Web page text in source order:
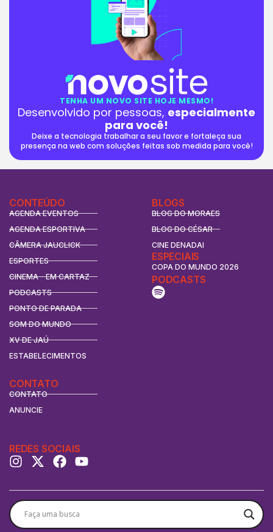
TENHA UM NOVO SITE HOJE MESMO!
Desenvolvido por pessoas, especialmente
para você!
Deixe a tecnologia trabalhar a seu favor e fortaleça sua
presença na web com soluções feitas sob medida para você!
CONTEÚDO
AGENDA EVENTOS
AGENDA ESPORTIVA
CÂMERA JAUCLICK
ESPORTES
CINEMA - EM CARTAZ
PODCASTS
PONTO DE PARADA
SOM DO MUNDO
XV DE JAÚ
ESTABELECIMENTOS
BLOGS
BLOG DO MORAES
BLOG DO CÉSAR
CINE DENADAI
ESPECIAIS
COPA DO MUNDO 2026
CONTATO
CONTATO
ANUNCIE
PODCASTS
REDES SOCIAIS